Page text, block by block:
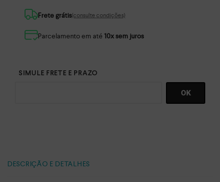
Frete grátis(consulte condições)
Parcelamento em até 10x sem juros
DESCRIÇÃO E DETALHES